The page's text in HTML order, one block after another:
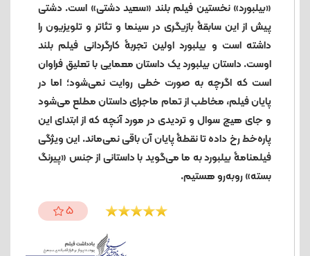
«بیلبورد» نخستین فیلم بلند «سعید دشتی» است. دشتی
پیش از این سابقۀ بازیگری در سینما و تئاتر و تلویزیون را
داشته است و بیلبورد اولین تجربۀ کارگردانی فیلم بلند
اوست. داستان بیلبورد یک داستان معمایی با تعلیق فراوان
است که اگرچه به صورت خطی روایت نمی‌شود؛ اما در
پایان فیلم، مخاطب از تمام ماجرای داستان مطلع می‌شود
و جای هیچ سوال و تردیدی در مورد آنچه که از ابتدای این
پاره‌خط رخ داده تا نقطۀ پایان آن باقی نمی‌ماند. این ویژگی
فیلمنامۀ بیلبورد به ما می‌گوید با داستانی از جنس «پیرنگ
بسته» روبه‌رو هستیم.
5